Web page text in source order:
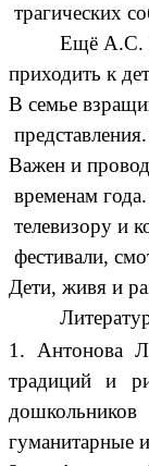
трагических
Ещё А.С.
приходить к
В семье
представления.
Важен и
временам года.
телевизору и
фестивали,
Дети, живя и
1. Антонова
традиций и
гуманитарные